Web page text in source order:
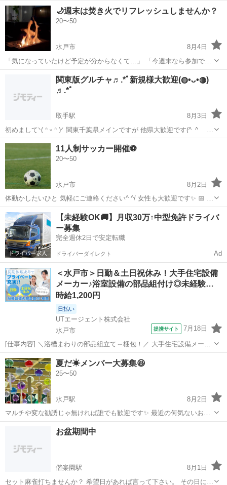
🌙週末は焚き火でリフレッシュしませんか？
20〜50
水戸市
8月4日
「気になっていたけど予定が分からなくて…」 「今週末なら参加でき
そう！」 そんな方も大歓迎です😊 夏の夜、焚き火を囲みながら ゆっ
くり話したり、ぼーっと火を眺めたり。 初参加・おひとり参加の方も
多いので、 「ちょっと行...
水戸市 友達
関東版グルチャ♬.*ﾟ新規様大歓迎(⁠◍⁠•⁠ᴗ⁠•⁠◍⁠)
♬.*ﾟ
取手駅
8月3日
初めましてᐠ( ᐢ ᵕ ᐢ )ᐟ 関東千葉県メインですが 他県大歓迎です(^_^ゞ 新
規サン大歓迎です。 女の子大募集(*´艸`*) ぽちゃサン ぽちゃ好きさん
最近は範囲を広げて 容姿...
茨城 水戸市 取手駅 ぽっちゃり
11人制サッカー開催⚽️
20〜50
水戸市
8月2日
体動かしたいひと 気軽にご連絡ください^ ^/ 女性も大歓迎です✨ 📅 日
時 8月15日（土） 13:00〜17:00 人工芝のグランド ⏰ 集合時間 試合開
始前に ・ゴール設営 ・注意事項、ルール説明 ・ウォーミングア...
茨城 水戸市 友達
【未経験OK🚚】月収30万↑中型免許ドライバ
ー募集
完全週休2日で安定転職
ドライバーダイレクト Ad
＜水戸市＞日勤＆土日祝休み！大手住宅設備
メーカー♪浴室設備の部品組付け◎未経験…
時給1,200円
日払い
UTエージェント株式会社
水戸市
提携サイト 7月18日
[仕事内容] ＼浴槽まわりの部品組立て～梱包！／ 大手住宅設備メーカ
ーでのお仕事！ ＜具体的には…＞ 下記いずれかの作業をお願いしま
す！ ◆浴槽の補修作業 →サンディング、パテ埋めによる下地作業
→エアーガンを用いた...
茨城 水戸市 工場
夏だ☀メンバー大募集😆
25〜50
水戸駅
8月2日
マルチや変な勧誘じゃ無ければ誰でも歓迎です✨️ 最近の何気ないお話
などして暇つぶししましょ🎶 暇な時に通話をあげたりチャットしたり
オフ会なんてのもやったりしています！ ごく平凡な参加者の集まりの
為 気軽に安心して参加してく...
水戸駅
お盆期間中
偕楽園駅
8月1日
セット麻雀打ちませんか？ 希望日があれば言って下さい。 その日に合